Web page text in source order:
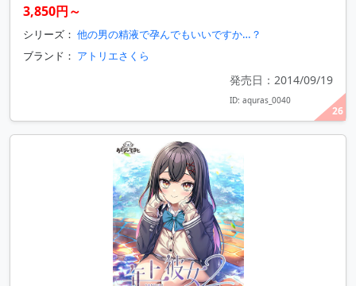
26
3,850円～
シリーズ： 他の男の精液で孕んでもいいですか…？
ブランド： アトリエさくら
発売日：2014/09/19
ID: aquras_0040